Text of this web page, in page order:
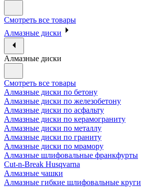
Смотреть все товары
Алмазные диски
Алмазные диски
Смотреть все товары
Алмазные диски по бетону
Алмазные диски по железобетону
Алмазные диски по асфальту
Алмазные диски по керамограниту
Алмазные диски по металлу
Алмазные диски по граниту
Алмазные диски по мрамору
Алмазные шлифовальные франкфурты
Cut-n-Break Husqvarna
Алмазные чашки
Алмазные гибкие шлифовальные круги